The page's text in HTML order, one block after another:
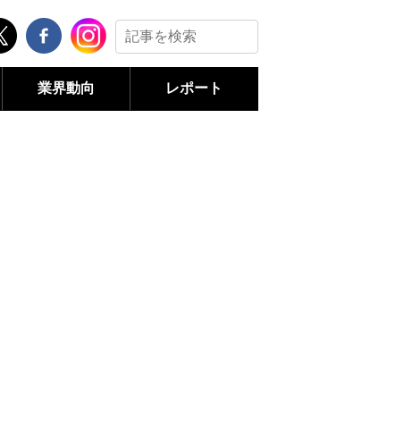
業界動向 レポート